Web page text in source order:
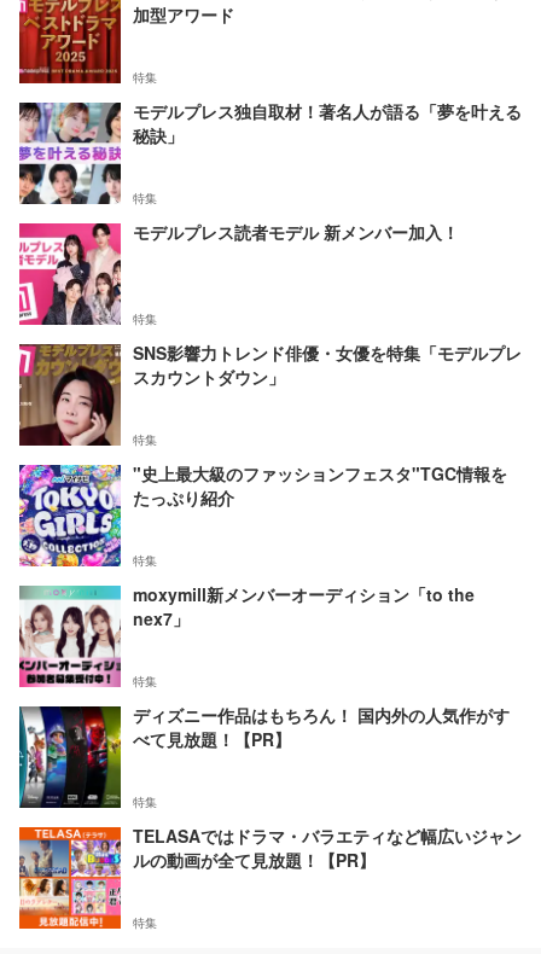
加型アワード
特集
モデルプレス独自取材！著名人が語る「夢を叶える
秘訣」
特集
モデルプレス読者モデル 新メンバー加入！
特集
SNS影響力トレンド俳優・女優を特集「モデルプレ
スカウントダウン」
特集
"史上最大級のファッションフェスタ"TGC情報を
たっぷり紹介
特集
moxymill新メンバーオーディション「to the
nex7」
特集
ディズニー作品はもちろん！ 国内外の人気作がす
べて見放題！【PR】
特集
TELASAではドラマ・バラエティなど幅広いジャン
ルの動画が全て見放題！【PR】
特集